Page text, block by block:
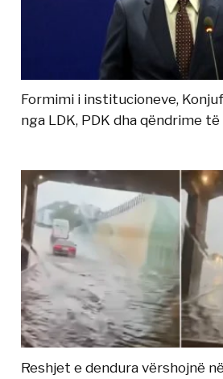
Formimi i institucioneve,
nga LDK, PDK dha qëndrime
Reshjet e dendura vërshojnë